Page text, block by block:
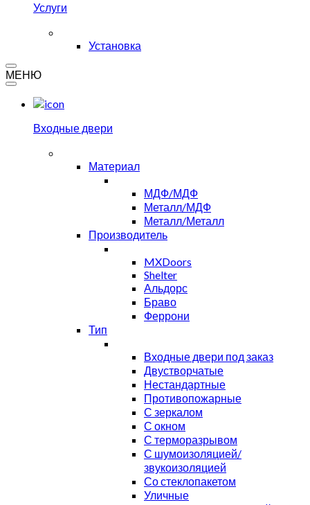
Услуги
Установка
МЕНЮ
Входные двери
Материал
МДФ/МДФ
Металл/МДФ
Металл/Металл
Производитель
MXDoors
Shelter
Альдорс
Браво
Феррони
Тип
Входные двери под заказ
Двустворчатые
Нестандартные
Противопожарные
С зеркалом
С окном
С терморазрывом
С шумоизоляцией/
звукоизоляцией
Со стеклопакетом
Уличные